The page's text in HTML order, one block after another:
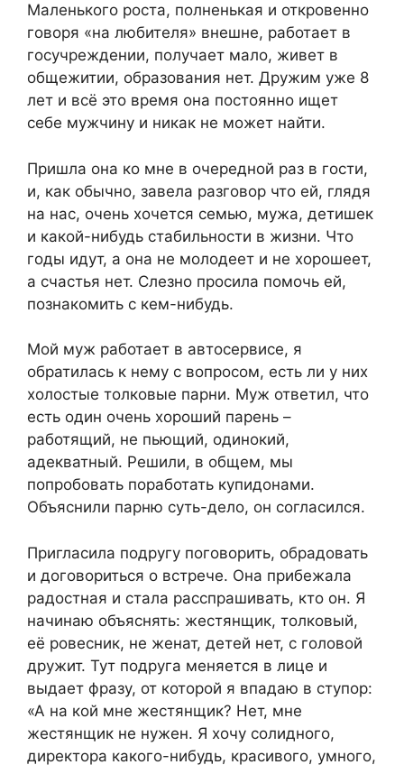
Маленького роста, полненькая и откровенно
говоря «на любителя» внешне, работает в
госучреждении, получает мало, живет в
общежитии, образования нет. Дружим уже 8
лет и всё это время она постоянно ищет
себе мужчину и никак не может найти.
Пришла она ко мне в очередной раз в гости,
и, как обычно, завела разговор что ей, глядя
на нас, очень хочется семью, мужа, детишек
и какой-нибудь стабильности в жизни. Что
годы идут, а она не молодеет и не хорошеет,
а счастья нет. Слезно просила помочь ей,
познакомить с кем-нибудь.
Мой муж работает в автосервисе, я
обратилась к нему с вопросом, есть ли у них
холостые толковые парни. Муж ответил, что
есть один очень хороший парень –
работящий, не пьющий, одинокий,
адекватный. Решили, в общем, мы
попробовать поработать купидонами.
Объяснили парню суть-дело, он согласился.
Пригласила подругу поговорить, обрадовать
и договориться о встрече. Она прибежала
радостная и стала расспрашивать, кто он. Я
начинаю объяснять: жестянщик, толковый,
её ровесник, не женат, детей нет, с головой
дружит. Тут подруга меняется в лице и
выдает фразу, от которой я впадаю в ступор:
«А на кой мне жестянщик? Нет, мне
жестянщик не нужен. Я хочу солидного,
директора какого-нибудь, красивого, умного,